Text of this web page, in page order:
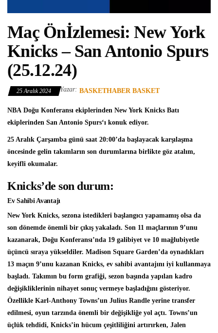
Maç Önİzlemesi: New York
Knicks – San Antonio Spurs
(25.12.24)
25 Aralık 2024 Yazar: BASKETHABER BASKET
NBA Doğu Konferansı ekiplerinden New York Knicks Batı
ekiplerinden San Antonio Spurs‘ı konuk ediyor.
25 Aralık Çarşamba günü saat 20:00’da başlayacak karşılaşma
öncesinde gelin takımların son durumlarına birlikte göz atalım,
keyifli okumalar.
Knicks’de son durum:
Ev Sahibi Avantajı
New York Knicks, sezona istedikleri başlangıcı yapamamış olsa da
son dönemde önemli bir çıkış yakaladı. Son 11 maçlarının 9’unu
kazanarak, Doğu Konferansı’nda 19 galibiyet ve 10 mağlubiyetle
üçüncü sıraya yükseldiler. Madison Square Garden’da oynadıkları
13 maçın 9’unu kazanan Knicks, ev sahibi avantajını iyi kullanmaya
başladı. Takımın bu form grafiği, sezon başında yapılan kadro
değişikliklerinin nihayet sonuç vermeye başladığını gösteriyor.
Özellikle Karl-Anthony Towns’un Julius Randle yerine transfer
edilmesi, oyun tarzında önemli bir değişikliğe yol açtı. Towns’un
üçlük tehdidi, Knicks’in hücum çeşitliliğini artırırken, Jalen